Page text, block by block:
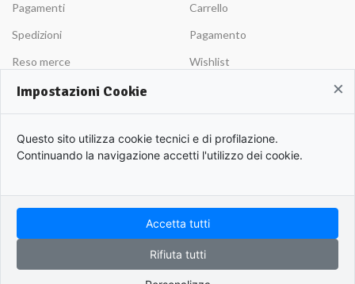
Pagamenti
Spedizioni
Reso merce
Privacy policy
Carrello
Pagamento
Wishlist
Iscriviti alla nostra Newsletters!
APULIO © 2022 | Azienda Agricola Roberto Cordisco P.Iva 0153420719. | All rights
reserved.
×
Impostazioni Cookie
Questo sito utilizza cookie tecnici e di profilazione.
Continuando la navigazione accetti l'utilizzo dei cookie.
Accetta tutti
Rifiuta tutti
Hai bisogno di aiuto?